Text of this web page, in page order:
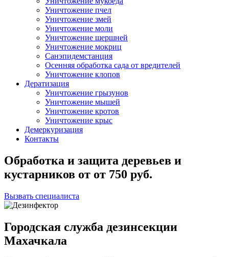
Уничтожение пчел
Уничтожение змей
Уничтожение моли
Уничтожение шершней
Уничтожение мокриц
Санэпидемстанция
Осенняя обработка сада от вредителей
Уничтожение клопов
Дератизация
Уничтожение грызунов
Уничтожение мышей
Уничтожение кротов
Уничтожение крыс
Демеркуризация
Контакты
Обработка и защита деревьев и
кустарников от от 750 руб.
Вызвать специалиста
Городская служба дезинсекции
Махачкала